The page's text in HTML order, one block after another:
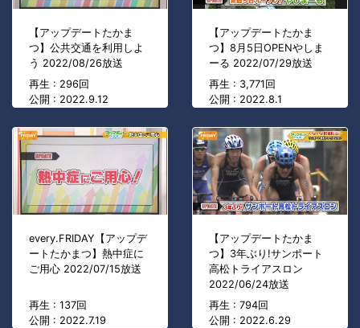
【アップデートたかま
つ】公共交通を利用しよ
う 2022/08/26放送
再生 : 296回
公開 : 2022.9.12
【アップデートたかま
つ】8月5日OPENやしま
ーる 2022/07/29放送
再生 : 3,771回
公開 : 2022.8.1
every.FRIDAY【アップデ
ートたかまつ】熱中症に
ご用心 2022/07/15放送
再生 : 137回
公開 : 2022.7.19
【アップデートたかま
つ】3年ぶり!サンポート
高松トライアスロン
2022/06/24放送
再生 : 794回
公開 : 2022.6.29